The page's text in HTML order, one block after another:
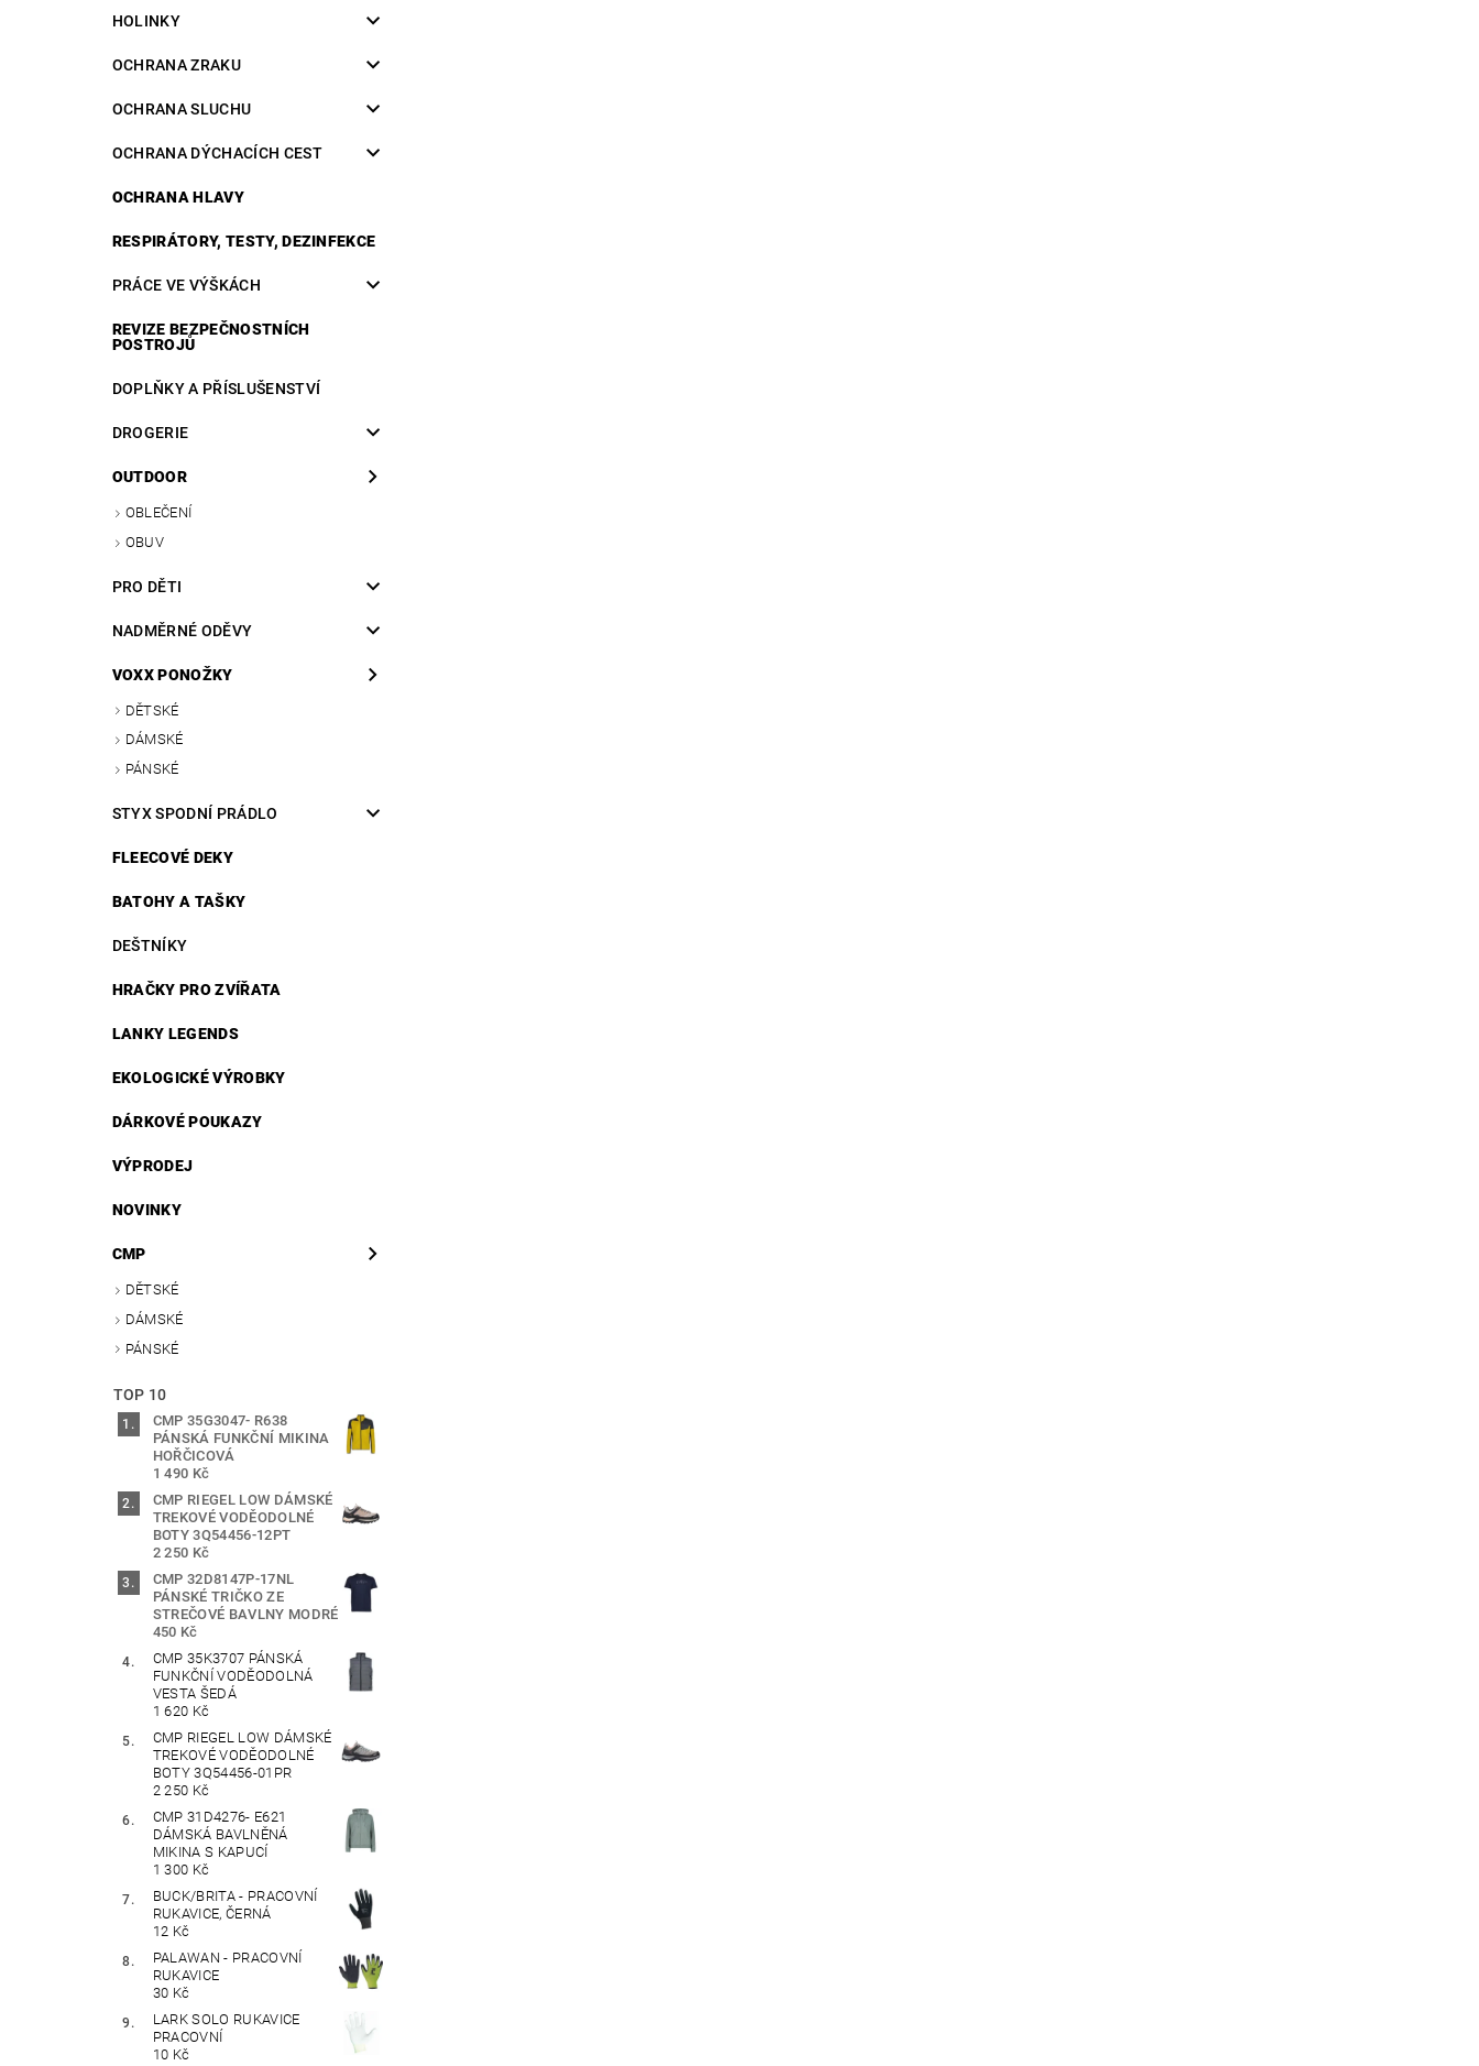
HOLINKY
OCHRANA ZRAKU
OCHRANA SLUCHU
OCHRANA DÝCHACÍCH CEST
OCHRANA HLAVY
RESPIRÁTORY, TESTY, DEZINFEKCE
PRÁCE VE VÝŠKÁCH
REVIZE BEZPEČNOSTNÍCH
POSTROJŮ
DOPLŇKY A PŘÍSLUŠENSTVÍ
DROGERIE
OUTDOOR
OBLEČENÍ
OBUV
PRO DĚTI
NADMĚRNÉ ODĚVY
VOXX PONOŽKY
DĚTSKÉ
DÁMSKÉ
PÁNSKÉ
STYX SPODNÍ PRÁDLO
FLEECOVÉ DEKY
BATOHY A TAŠKY
DEŠTNÍKY
HRAČKY PRO ZVÍŘATA
LANKY LEGENDS
EKOLOGICKÉ VÝROBKY
DÁRKOVÉ POUKAZY
VÝPRODEJ
NOVINKY
CMP
DĚTSKÉ
DÁMSKÉ
PÁNSKÉ
TOP 10
CMP 35G3047- R638
PÁNSKÁ FUNKČNÍ MIKINA
HOŘČICOVÁ
1 490 Kč
CMP RIEGEL LOW DÁMSKÉ
TREKOVÉ VODĚODOLNÉ
BOTY 3Q54456-12PT
2 250 Kč
CMP 32D8147P-17NL
PÁNSKÉ TRIČKO ZE
STREČOVÉ BAVLNY MODRÉ
450 Kč
CMP 35K3707 PÁNSKÁ
FUNKČNÍ VODĚODOLNÁ
VESTA ŠEDÁ
1 620 Kč
CMP RIEGEL LOW DÁMSKÉ
TREKOVÉ VODĚODOLNÉ
BOTY 3Q54456-01PR
2 250 Kč
CMP 31D4276- E621
DÁMSKÁ BAVLNĚNÁ
MIKINA S KAPUCÍ
1 300 Kč
BUCK/BRITA - PRACOVNÍ
RUKAVICE, ČERNÁ
12 Kč
PALAWAN - PRACOVNÍ
RUKAVICE
30 Kč
LARK SOLO RUKAVICE
PRACOVNÍ
10 Kč